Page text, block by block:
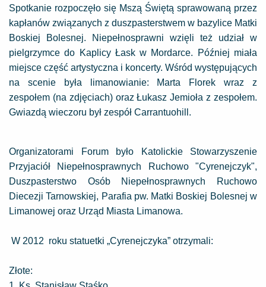
Spotkanie rozpoczęło się Mszą Świętą sprawowaną przez
kapłanów związanych z duszpasterstwem w bazylice Matki
Boskiej Bolesnej. Niepełnosprawni wzięli też udział w
pielgrzymce do Kaplicy Łask w Mordarce. Później miała
miejsce część artystyczna i koncerty. Wśród występujących
na scenie była limanowianie: Marta Florek wraz z
zespołem (na zdjęciach) oraz Łukasz Jemioła z zespołem.
Gwiazdą wieczoru był zespół Carrantuohill.
Organizatorami Forum było Katolickie Stowarzyszenie
Przyjaciół Niepełnosprawnych Ruchowo "Cyrenejczyk",
Duszpasterstwo Osób Niepełnosprawnych Ruchowo
Diecezji Tarnowskiej, Parafia pw. Matki Boskiej Bolesnej w
Limanowej oraz Urząd Miasta Limanowa.
W 2012 roku statuetki „Cyrenejczyka” otrzymali:
Złote: